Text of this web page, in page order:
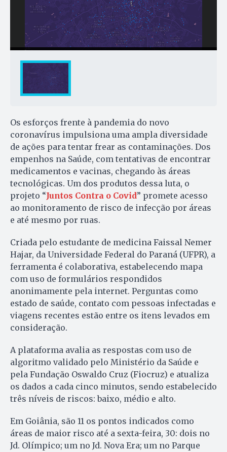
Os esforços frente à pandemia do novo
coronavírus impulsiona uma ampla diversidade
de ações para tentar frear as contaminações. Dos
empenhos na Saúde, com tentativas de encontrar
medicamentos e vacinas, chegando às áreas
tecnológicas. Um dos produtos dessa luta, o
projeto “Juntos Contra o Covid” promete acesso
ao monitoramento de risco de infecção por áreas
e até mesmo por ruas.
Criada pelo estudante de medicina Faissal Nemer
Hajar, da Universidade Federal do Paraná (UFPR), a
ferramenta é colaborativa, estabelecendo mapa
com uso de formulários respondidos
anonimamente pela internet. Perguntas como
estado de saúde, contato com pessoas infectadas e
viagens recentes estão entre os itens levados em
consideração.
A plataforma avalia as respostas com uso de
algoritmo validado pelo Ministério da Saúde e
pela Fundação Oswaldo Cruz (Fiocruz) e atualiza
os dados a cada cinco minutos, sendo estabelecido
três níveis de riscos: baixo, médio e alto.
Em Goiânia, são 11 os pontos indicados como
áreas de maior risco até a sexta-feira, 30: dois no
Jd. Olímpico; um no Jd. Nova Era; um no Parque